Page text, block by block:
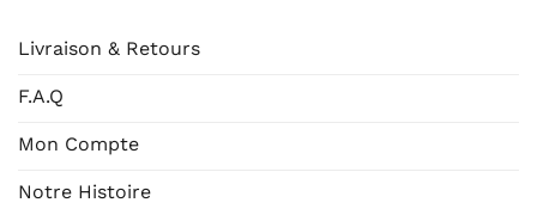
Livraison & Retours
F.A.Q
Mon Compte
Notre Histoire